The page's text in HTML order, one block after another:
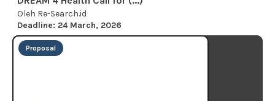
Oleh Re-Search.id
Deadline: 24 March, 2026
Proposal